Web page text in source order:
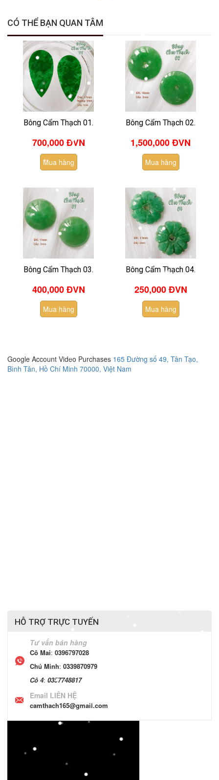
CÓ THỂ BẠN QUAN TÂM
Bông Cẩm Thạch 01.
700,000 ĐVN
Mua hàng
Bông Cẩm Thạch 02.
1,500,000ĐVN
Mua hàng
Bông Cẩm Thạch 03.
400,000 ĐVN
Mua hàng
Bông Cẩm Thạch 04.
250,000 ĐVN
Mua hàng
Google Account Video Purchases 165 Đường số 49, Tân Tạo,
Bình Tân, Hồ Chí Minh 70000, Việt Nam
HỖ TRỢ TRỰC TUYẾN
Tư vấn bán hàng
Cô Mai: 0396797028
Chú Minh: 0339870979
Cô 4: 0357748817
Email LIÊN HỆ
camthach165@gmail.com